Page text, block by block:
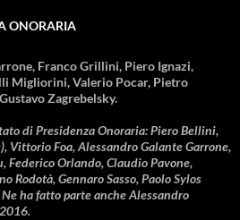
ONORARIA
Franco Grillini, Piero Ignazi,
Migliorini, Valerio Pocar, Pietro
Zagrebelsky.
di Presidenza Onoraria: Piero Bellini,
Vittorio Foa, Alessandro Galante Garrone,
Federico Orlando, Claudio Pavone,
Rodotà, Gennaro Sasso, Paolo Sylos
ha fatto parte anche Alessandro